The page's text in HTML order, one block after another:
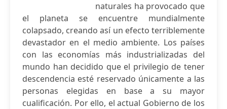
naturales ha provocado que
el planeta se encuentre mundialmente
colapsado, creando así un efecto terriblemente
devastador en el medio ambiente. Los países
con las economías más industrializadas del
mundo han decidido que el privilegio de tener
descendencia esté reservado únicamente a las
personas elegidas en base a su mayor
cualificación. Por ello, el actual Gobierno de los